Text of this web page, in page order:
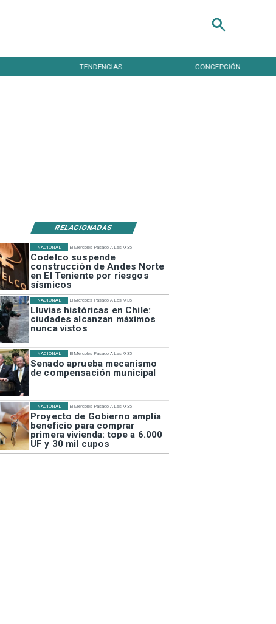
TENDENCIAS CONCEPCIÓN
RELACIONADAS
El Miércoles Pasado A Las 9:35
Codelco suspende
construcción de Andes Norte
en El Teniente por riesgos
sísmicos
NACIONAL
El Miércoles Pasado A Las 9:35
Lluvias históricas en Chile:
ciudades alcanzan máximos
nunca vistos
NACIONAL
El Miércoles Pasado A Las 9:35
Senado aprueba mecanismo
de compensación municipal
NACIONAL
El Miércoles Pasado A Las 9:35
Proyecto de Gobierno amplía
beneficio para comprar
primera vivienda: tope a 6.000
UF y 30 mil cupos
NACIONAL